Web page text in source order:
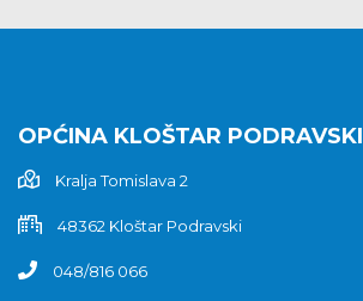
OPĆINA KLOŠTAR PODRAVSKI
Kralja Tomislava 2
48362 Kloštar Podravski
048/816 066